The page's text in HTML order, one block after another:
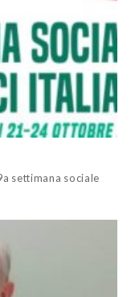
settimana sociale